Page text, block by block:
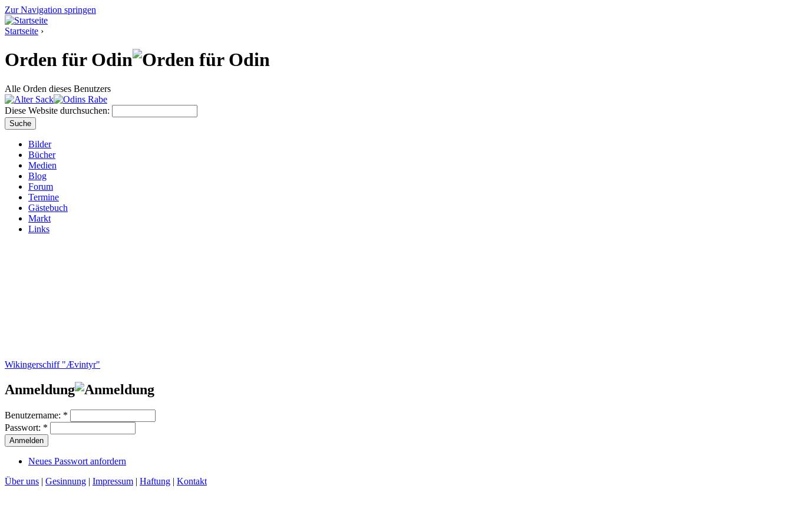
Zur Navigation springen
Startseite ›
Orden für Odin
Alle Orden dieses Benutzers
Diese Website durchsuchen:
Bilder
Bücher
Medien
Blog
Forum
Termine
Gästebuch
Markt
Links
Wikingerschiff "Ævintyr"
Anmeldung
Benutzername: *
Passwort: *
Neues Passwort anfordern
Über uns | Gesinnung | Impressum | Haftung | Kontakt